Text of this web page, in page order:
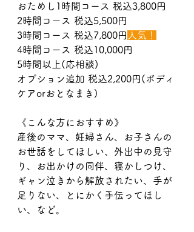
おためし1時間コース 税込3,800円
2時間コース 税込5,500円
3時間コース 税込7,800円 人気！
4時間コース 税込10,000円
5時間以上(応相談)
オプション追加 税込2,200円(ボディ
ケアorおとなまき)
《こんな方におすすめ》
産後のママ、妊婦さん、お子さんの
お世話をしてほしい、外出中の見守
り、お出かけの同伴、寝かしつけ、
ギャン泣きから解放されたい、手が
足りない、とにかく手伝ってほし
い、など。